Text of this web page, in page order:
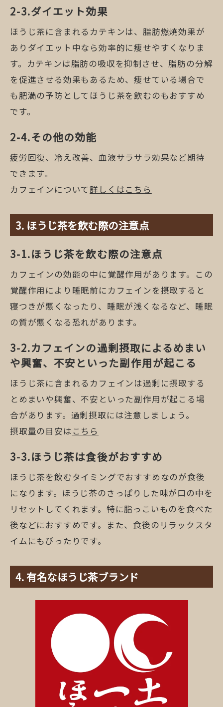
ダイエット効果
ほうじ茶に含まれるカテキンは、脂肪燃焼効果が
ありダイエット中なら効率的に痩せやすくなりま
す。カテキンは脂肪の吸収を抑制させ、脂肪の分解
を促進させる効果もあるため、痩せている場合で
も肥満の予防としてほうじ茶を飲むのもおすすめ
です。
その他の効能
疲労回復、冷え改善、血液サラサラ効果など期待
できます。
カフェインについて詳しくはこちら
ほうじ茶を飲む際の注意点
ほうじ茶を飲む際の注意点
カフェインの効能の中に覚醒作用があります。この
覚醒作用により睡眠前にカフェインを摂取すると
寝つきが悪くなったり、睡眠が浅くなるなど、睡眠
の質が悪くなる恐れがあります。
カフェインの過剰摂取によるめまい
や興奮、不安といった副作用が起こる
ほうじ茶に含まれるカフェインは過剰に摂取する
とめまいや興奮、不安といった副作用が起こる場
合があります。過剰摂取には注意しましょう。
摂取量の目安は こちら
ほうじ茶は食後がおすすめ
ほうじ茶を飲むタイミングでおすすめなのが食後
になります。ほうじ茶のさっぱりした味が口の中を
リセットしてくれます。特に脂っこいものを食べた
後などにおすすめです。また、食後のリラックスタ
イムにもぴったりです。
有名なほうじ茶ブランド